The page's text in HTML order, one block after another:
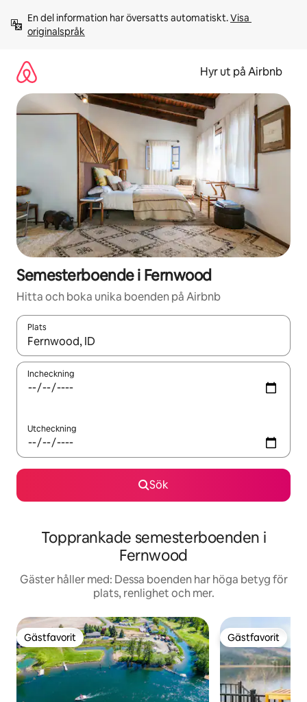
innehåll
En del information har översatts automatiskt. Visa
originalspråk
Hyr ut på Airbnb
Semesterboende i Fernwood
Hitta och boka unika boenden på Airbnb
Plats
När resultaten är tillgängliga kan du navigera med upp- och
Incheckning
Utcheckning
Sök
Topprankade semesterboenden i
Fernwood
Gäster håller med: Dessa boenden har höga betyg för
plats, renlighet och mer.
Gästfavorit
Gästfavorit Gästfavorit
Gästfavorit